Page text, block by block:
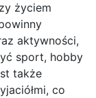
życiem
aktywności,
sport, hobby
także
co